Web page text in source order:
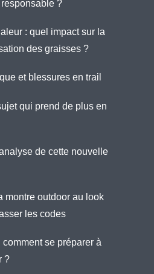
?
: quel impact sur la
des graisses ?
et blessures en trail
qui prend de plus en
de cette nouvelle
montre outdoor au look
les codes
se préparer à
?